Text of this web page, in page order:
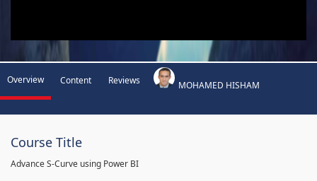
Overview Content Reviews MOHAMED HISHAM
Course Title
Advance S-Curve using Power BI